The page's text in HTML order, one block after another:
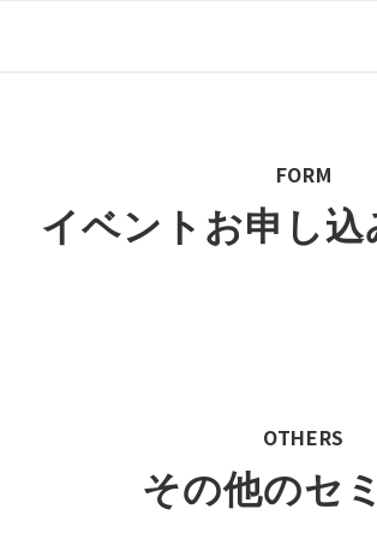
FORM
イベントお申し込
OTHERS
その他のセ